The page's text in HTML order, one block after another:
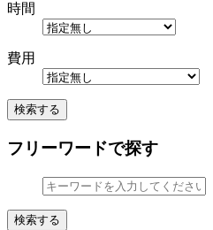
時間
費用
検索する
フリーワードで探す
検索する